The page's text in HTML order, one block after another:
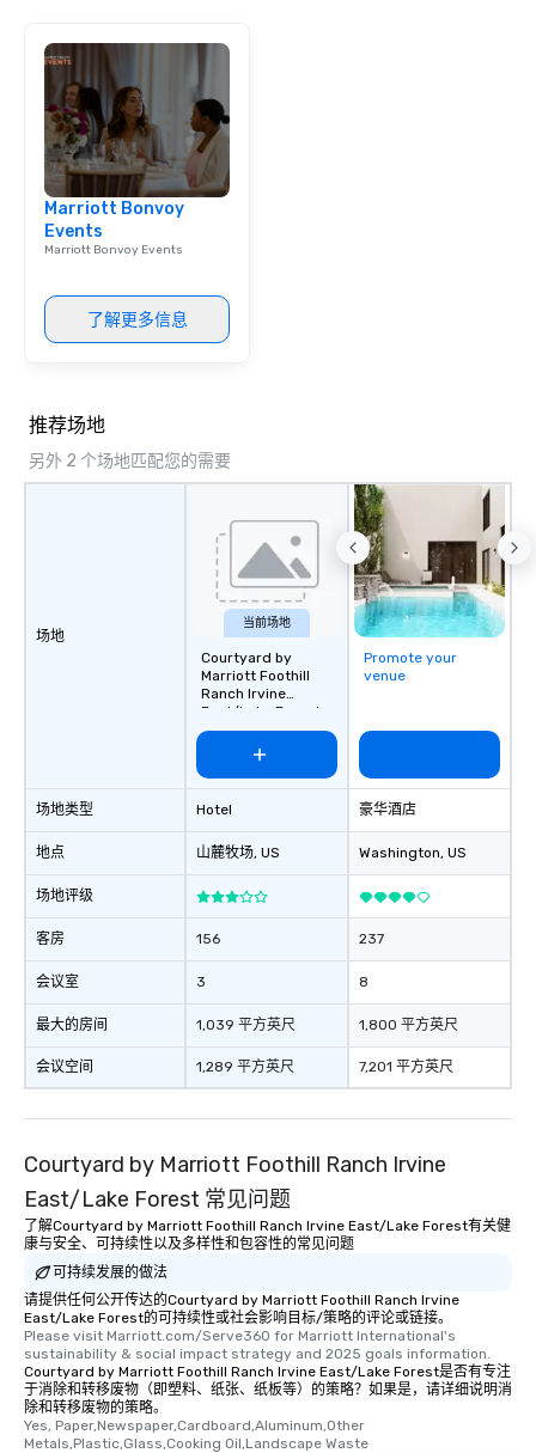
Marriott Bonvoy
Events
Marriott Bonvoy Events
了解更多信息
推荐场地
另外 2 个场地匹配您的需要
场地
场地类型
地点
场地评级
客房
会议室
最大的房间
会议空间
当前场地
Courtyard by
Marriott Foothill
Ranch Irvine
East/Lake Forest
Hotel
山麓牧场, US
156
3
1,039 平方英尺
1,289 平方英尺
Promote your
venue
豪华酒店
Washington, US
237
8
1,800 平方英尺
7,201 平方英尺
Courtyard by Marriott Foothill Ranch Irvine
East/Lake Forest 常见问题
了解Courtyard by Marriott Foothill Ranch Irvine East/Lake Forest有关健
康与安全、可持续性以及多样性和包容性的常见问题
可持续发展的做法
请提供任何公开传达的Courtyard by Marriott Foothill Ranch Irvine
East/Lake Forest的可持续性或社会影响目标/策略的评论或链接。
Please visit Marriott.com/Serve360 for Marriott International's
sustainability & social impact strategy and 2025 goals information.
Courtyard by Marriott Foothill Ranch Irvine East/Lake Forest是否有专注
于消除和转移废物（即塑料、纸张、纸板等）的策略？如果是，请详细说明消
除和转移废物的策略。
Yes, Paper,Newspaper,Cardboard,Aluminum,Other
Metals,Plastic,Glass,Cooking Oil,Landscape Waste